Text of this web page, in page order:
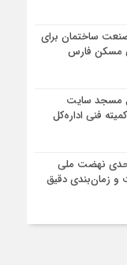
ساختمان برای
مسکن فارس
مسجد سایت
فنی اداره‌کل
اجرای پروژه ۱۲۶۰ واحدی نهضت ملی
و زمان‌بندی دقیق